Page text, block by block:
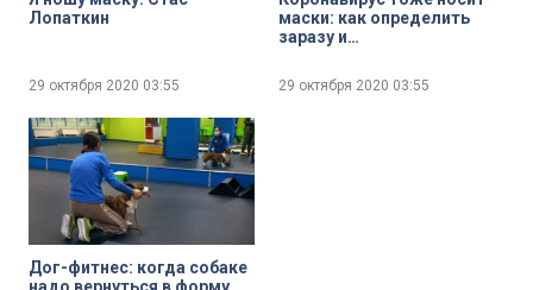
Лопаткин
29 октября 2020 03:55
маски: как определить
заразу и
29 октября 2020 03:55
Дог-фитнес: когда собаке
надо вернуться в форму